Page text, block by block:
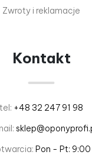
Zwroty i reklamacje
Kontakt
tel: +48 32 247 91 98
Pon - Pt: